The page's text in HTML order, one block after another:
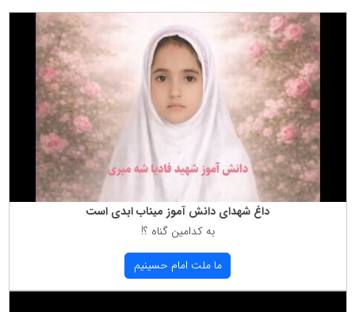
داغ شهدای دانش آموز میناب ابدی است
به كدامین گناه ؟!
ما ملت امام حسینیم